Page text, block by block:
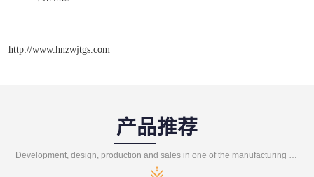
http://www.hnzwjtgs.com
产品推荐